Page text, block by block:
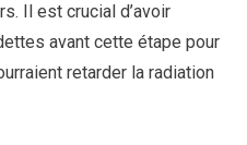
Il est crucial d’avoir
avant cette étape pour
retarder la radiation